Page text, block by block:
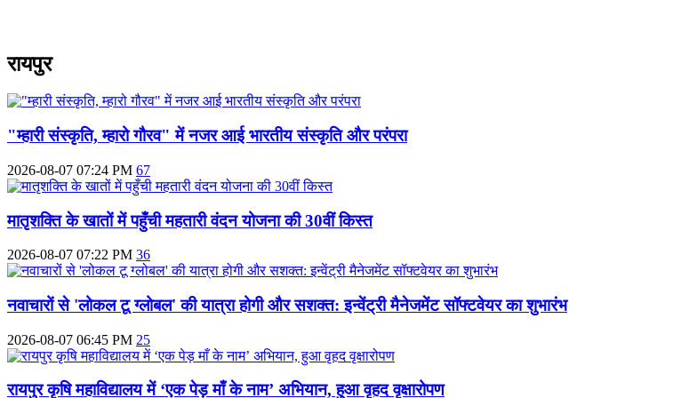
रायपुर
"म्हारी संस्कृति, म्हारो गौरव" में नजर आई भारतीय संस्कृति और परंपरा
2026-08-07 07:24 PM 67
मातृशक्ति के खातों में पहुँची महतारी वंदन योजना की 30वीं किस्त
2026-08-07 07:22 PM 36
नवाचारों से 'लोकल टू ग्लोबल' की यात्रा होगी और सशक्त: इन्वेंट्री मैनेजमेंट सॉफ्टवेयर का शुभारंभ
2026-08-07 06:45 PM 25
रायपुर कृषि महाविद्यालय में ‘एक पेड़ माँ के नाम’ अभियान, हुआ वृहद वृक्षारोपण